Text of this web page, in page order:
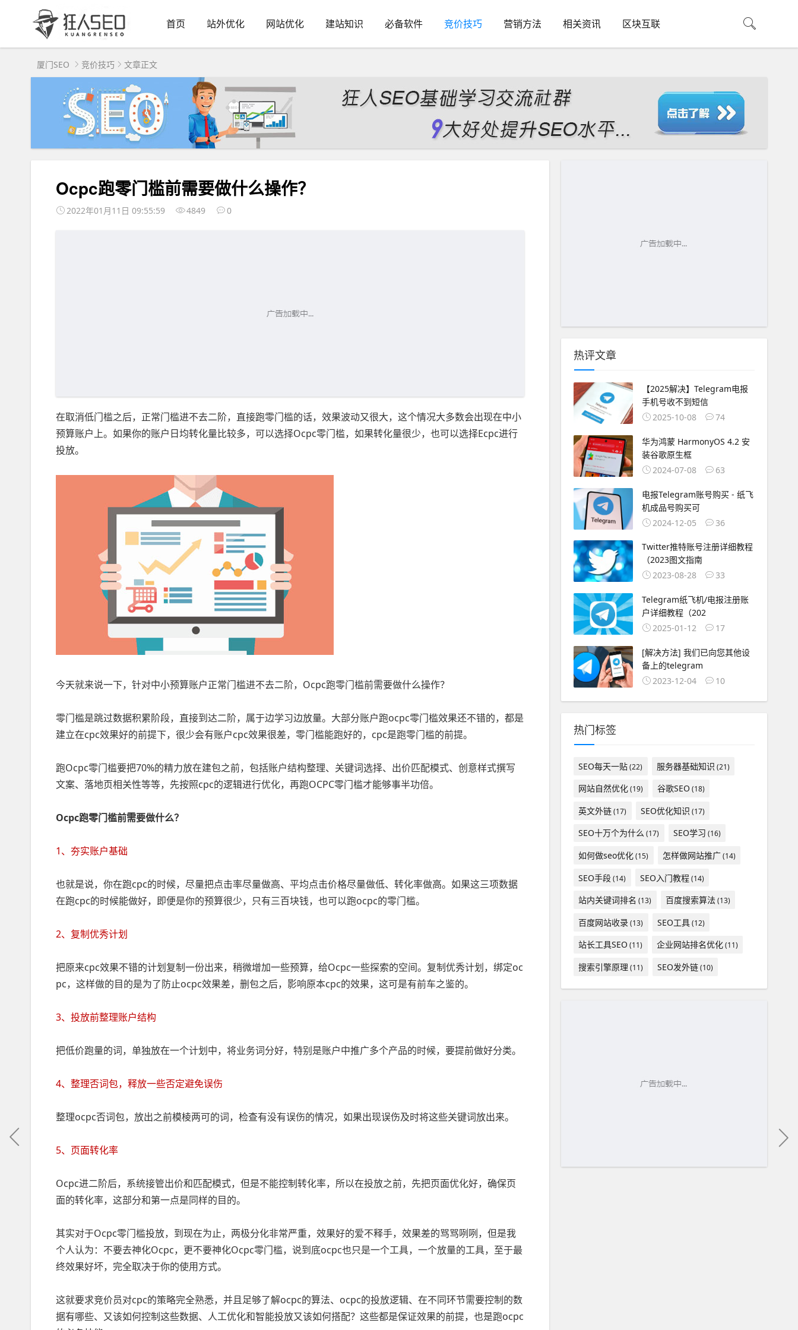
首页 站外优化 网站优化 建站知识 必备软件 竞价技巧 营销方法 相关资讯 区块互联
厦门SEO 竞价技巧 文章正文
Ocpc跑零门槛前需要做什么操作？
2022年01月11日 09:55:59 4849 0
在取消低门槛之后，正常门槛进不去二阶，直接跑零门槛的话，效果波动又很大，这个情况大多数会出现在中小
预算账户上。如果你的账户日均转化量比较多，可以选择Ocpc零门槛，如果转化量很少，也可以选择Ecpc进行
投放。
今天就来说一下，针对中小预算账户正常门槛进不去二阶，Ocpc跑零门槛前需要做什么操作？
零门槛是跳过数据积累阶段，直接到达二阶，属于边学习边放量。大部分账户跑ocpc零门槛效果还不错的，都是
建立在cpc效果好的前提下，很少会有账户cpc效果很差，零门槛能跑好的，cpc是跑零门槛的前提。
跑Ocpc零门槛要把70%的精力放在建包之前，包括账户结构整理、关键词选择、出价匹配模式、创意样式撰写
文案、落地页相关性等等，先按照cpc的逻辑进行优化，再跑OCPC零门槛才能够事半功倍。
Ocpc跑零门槛前需要做什么？
1、夯实账户基础
也就是说，你在跑cpc的时候，尽量把点击率尽量做高、平均点击价格尽量做低、转化率做高。如果这三项数据
在跑cpc的时候能做好，即便是你的预算很少，只有三百块钱，也可以跑ocpc的零门槛。
2、复制优秀计划
把原来cpc效果不错的计划复制一份出来，稍微增加一些预算，给Ocpc一些探索的空间。复制优秀计划，绑定oc
pc，这样做的目的是为了防止ocpc效果差，删包之后，影响原本cpc的效果，这可是有前车之鉴的。
3、投放前整理账户结构
把低价跑量的词，单独放在一个计划中，将业务词分好，特别是账户中推广多个产品的时候，要提前做好分类。
4、整理否词包，释放一些否定避免误伤
整理ocpc否词包，放出之前模棱两可的词，检查有没有误伤的情况，如果出现误伤及时将这些关键词放出来。
5、页面转化率
Ocpc进二阶后，系统接管出价和匹配模式，但是不能控制转化率，所以在投放之前，先把页面优化好，确保页
面的转化率，这部分和第一点是同样的目的。
其实对于Ocpc零门槛投放，到现在为止，两极分化非常严重，效果好的爱不释手，效果差的骂骂咧咧，但是我
个人认为：不要去神化Ocpc，更不要神化Ocpc零门槛，说到底ocpc也只是一个工具，一个放量的工具，至于最
终效果好坏，完全取决于你的使用方式。
这就要求竞价员对cpc的策略完全熟悉，并且足够了解ocpc的算法、ocpc的投放逻辑、在不同环节需要控制的数
据有哪些、又该如何控制这些数据、人工优化和智能投放又该如何搭配？这些都是保证效果的前提，也是跑ocpc
热评文章
【2025解决】Telegram电报
手机号收不到短信
2025-10-08
74
华为鸿蒙 HarmonyOS 4.2 安
装谷歌原生框
2024-07-08
63
电报Telegram账号购买 - 纸飞
机成品号购买可
2024-12-05
36
Twitter推特账号注册详细教程
（2023图文指南
2023-08-28
33
Telegram纸飞机/电报注册账
户详细教程（202
2025-01-12
17
[解决方法] 我们已向您其他设
备上的telegram
2023-12-04
10
热门标签
SEO每天一贴(22) 服务器基础知识 (21)
网站自然优化(19) 谷歌SEO (18)
英文外链(17) SEO优化知识 (17)
SEO十万个为什么 (17) SEO学习 (16)
如何做seo优化(15) 怎样做网站推广(14)
SEO手段(14) SEO入门教程(14)
站内关键词排名 (13) 百度搜索算法(13)
百度网站收录(13) SEO工具(12)
站长工具SEO (11) 企业网站排名优化(11)
搜索引擎原理 (11) SEO发外链(10)